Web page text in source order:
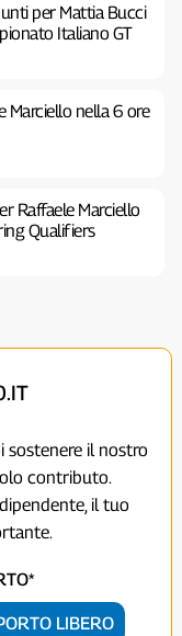
per Mattia Bucci
Italiano GT
Marciello nella 6 ore
Raffaele Marciello
Qualifiers
sostenere il nostro
contributo.
il tuo
LIBERO